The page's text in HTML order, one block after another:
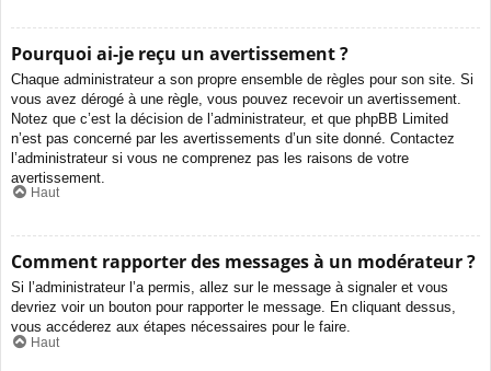
Pourquoi ai-je reçu un avertissement ?
Chaque administrateur a son propre ensemble de règles pour son site. Si
vous avez dérogé à une règle, vous pouvez recevoir un avertissement.
Notez que c’est la décision de l’administrateur, et que phpBB Limited
n’est pas concerné par les avertissements d’un site donné. Contactez
l’administrateur si vous ne comprenez pas les raisons de votre
avertissement.
Haut
Comment rapporter des messages à un modérateur ?
Si l’administrateur l’a permis, allez sur le message à signaler et vous
devriez voir un bouton pour rapporter le message. En cliquant dessus,
vous accéderez aux étapes nécessaires pour le faire.
Haut